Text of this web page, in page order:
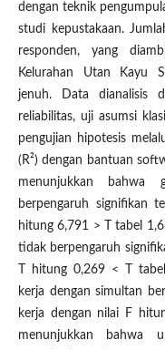
dengan teknik
studi kepustakaan.
responden, yang
Kelurahan Utan Kayu
jenuh. Data dianalisis
reliabilitas, uji asumsi
pengujian hipotesis
(R²) dengan bantuan
menunjukkan bahwa
berpengaruh signifikan
hitung 6,791 > T tabel
tidak berpengaruh
T hitung 0,269 < T
kerja dengan simultan
kerja dengan nilai F
menunjukkan bahwa